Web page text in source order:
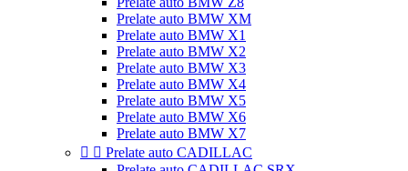
Prelate auto BMW XM
Prelate auto BMW X1
Prelate auto BMW X2
Prelate auto BMW X3
Prelate auto BMW X4
Prelate auto BMW X5
Prelate auto BMW X6
Prelate auto BMW X7
  Prelate auto CADILLAC